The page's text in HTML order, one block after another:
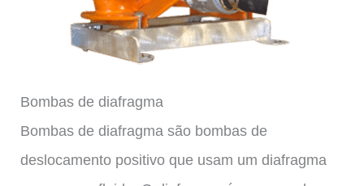
Bombas de diafragma
Bombas de diafragma são bombas de
deslocamento positivo que usam um diafragma